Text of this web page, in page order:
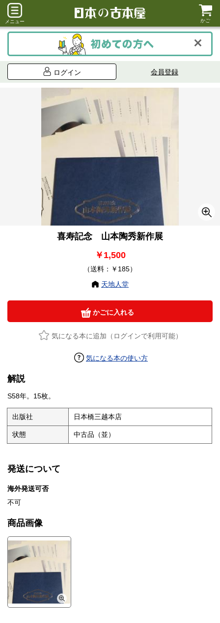
メニュー かご
ログイン 会員登録
喜寿記念 山本陶秀新作展
￥1,500
（送料：￥185）
天地人堂
かごに入れる
気になる本に追加（ログインで利用可能）
気になる本の使い方
解説
S58年。15枚。
出版社 日本橋三越本店
状態 中古品（並）
発送について
海外発送可否
不可
商品画像